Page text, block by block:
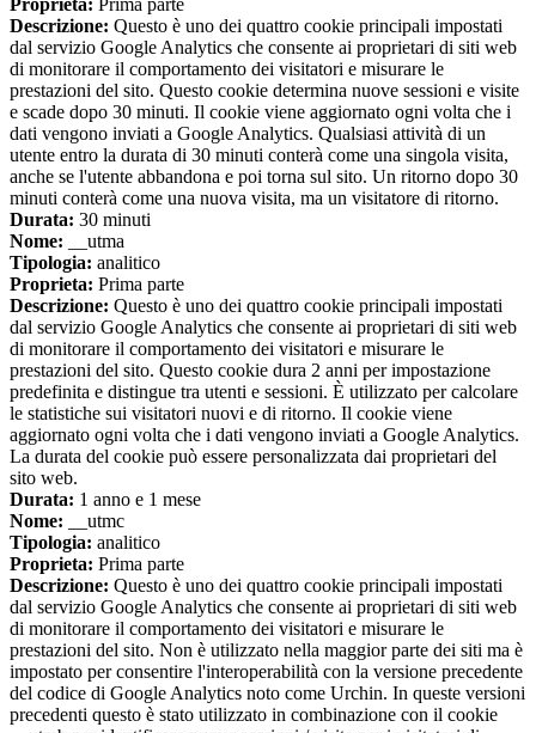
Proprieta: Prima parte
Descrizione: Questo è uno dei quattro cookie principali impostati
dal servizio Google Analytics che consente ai proprietari di siti web
di monitorare il comportamento dei visitatori e misurare le
prestazioni del sito. Questo cookie determina nuove sessioni e visite
e scade dopo 30 minuti. Il cookie viene aggiornato ogni volta che i
dati vengono inviati a Google Analytics. Qualsiasi attività di un
utente entro la durata di 30 minuti conterà come una singola visita,
anche se l'utente abbandona e poi torna sul sito. Un ritorno dopo 30
minuti conterà come una nuova visita, ma un visitatore di ritorno.
Durata: 30 minuti
Nome: __utma
Tipologia: analitico
Proprieta: Prima parte
Descrizione: Questo è uno dei quattro cookie principali impostati
dal servizio Google Analytics che consente ai proprietari di siti web
di monitorare il comportamento dei visitatori e misurare le
prestazioni del sito. Questo cookie dura 2 anni per impostazione
predefinita e distingue tra utenti e sessioni. È utilizzato per calcolare
le statistiche sui visitatori nuovi e di ritorno. Il cookie viene
aggiornato ogni volta che i dati vengono inviati a Google Analytics.
La durata del cookie può essere personalizzata dai proprietari del
sito web.
Durata: 1 anno e 1 mese
Nome: __utmc
Tipologia: analitico
Proprieta: Prima parte
Descrizione: Questo è uno dei quattro cookie principali impostati
dal servizio Google Analytics che consente ai proprietari di siti web
di monitorare il comportamento dei visitatori e misurare le
prestazioni del sito. Non è utilizzato nella maggior parte dei siti ma è
impostato per consentire l'interoperabilità con la versione precedente
del codice di Google Analytics noto come Urchin. In queste versioni
precedenti questo è stato utilizzato in combinazione con il cookie